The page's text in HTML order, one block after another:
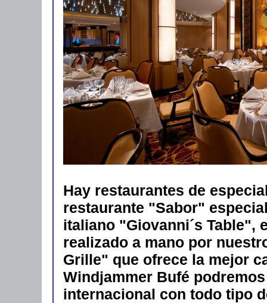
Hay restaurantes de
restaurante "Sabor"
italiano "Giovanni´s
realizado a mano por
Grille" que ofrece la mejor
Windjammer Bufé
internacional con todo tipo